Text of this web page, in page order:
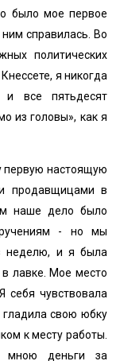
было мое первое
справилась. Во
политических
я никогда
все пятьдесят
из головы», как я
первую настоящую
продавщицами в
наше дело было
- но мы
неделю, и я была
лавке. Мое место
себя чувствовала
свою юбку
к месту работы.
мною деньги за